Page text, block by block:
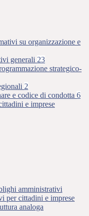
su organizzazione e
generali 23
strategico-
2
e codice di condotta 6
e imprese
amministrativi
per cittadini e imprese
analoga